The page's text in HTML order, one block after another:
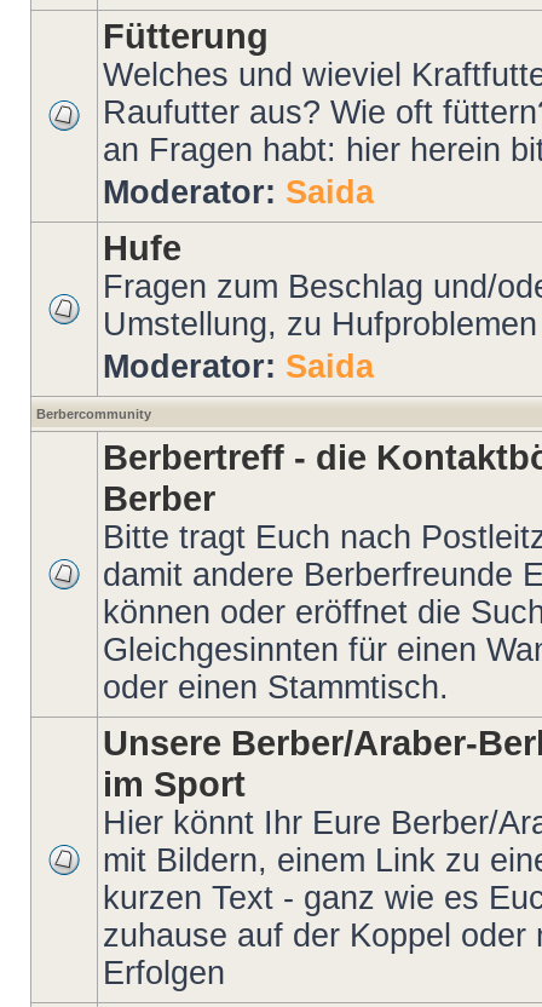
Fütterung
Welches und wieviel
Raufutter aus? Wie oft
an Fragen habt: hier herein
Moderator: Saida
Hufe
Fragen zum Beschlag und/
Umstellung, zu
Moderator: Saida
Berbercommunity
Berbertreff - die
Berber
Bitte tragt Euch nach
damit andere Berberfreunde
können oder eröffnet die
Gleichgesinnten für einen
oder einen Stammtisch.
Unsere Berber/Araber-
im Sport
Hier könnt Ihr Eure Berber/
mit Bildern, einem Link zu
kurzen Text - ganz wie es
zuhause auf der Koppel oder
Erfolgen